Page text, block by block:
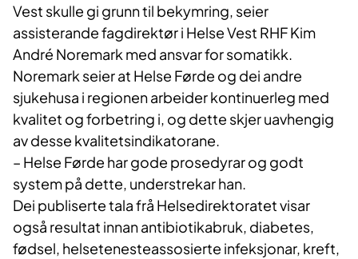
Vest skulle gi grunn til bekymring, seier
assisterande fagdirektør i Helse Vest RHF Kim
André Noremark med ansvar for somatikk.
Noremark seier at Helse Førde og dei andre
sjukehusa i regionen arbeider kontinuerleg med
kvalitet og forbetring i, og dette skjer uavhengig
av desse kvalitetsindikatorane.
– Helse Førde har gode prosedyrar og godt
system på dette, understrekar han.
Dei publiserte tala frå Helsedirektoratet visar
også resultat innan antibiotikabruk, diabetes,
fødsel, helsetenesteassosierte infeksjonar, kreft,